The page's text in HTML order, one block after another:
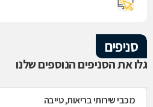
סניפים
גלו את הסניפים הנוספים שלנו
מכבי שירותי בריאות, טייבה